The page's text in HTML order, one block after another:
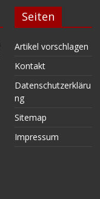
Seiten
Artikel vorschlagen
Kontakt
Datenschutzerkläru
ng
Sitemap
Impressum